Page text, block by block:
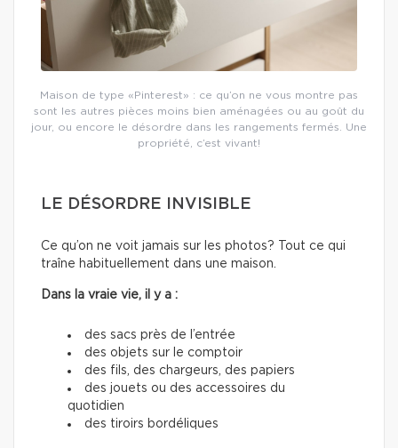
Maison de type «Pinterest» : ce qu’on ne vous montre pas
sont les autres pièces moins bien aménagées ou au goût du
jour, ou encore le désordre dans les rangements fermés. Une
propriété, c’est vivant!
LE DÉSORDRE INVISIBLE
Ce qu’on ne voit jamais sur les photos? Tout ce qui
traîne habituellement dans une maison.
Dans la vraie vie, il y a :
des sacs près de l’entrée
des objets sur le comptoir
des fils, des chargeurs, des papiers
des jouets ou des accessoires du
quotidien
des tiroirs bordéliques